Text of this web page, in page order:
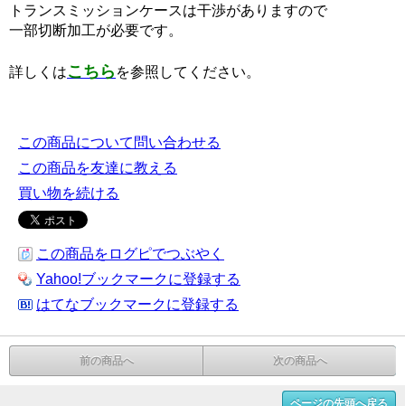
トランスミッションケースは干渉がありますので
一部切断加工が必要です。
詳しくはこちら を参照してください。
この商品について問い合わせる
この商品を友達に教える
買い物を続ける
この商品をログピでつぶやく
Yahoo!ブックマークに登録する
はてなブックマークに登録する
前の商品へ 次の商品へ
ページの先頭へ戻る